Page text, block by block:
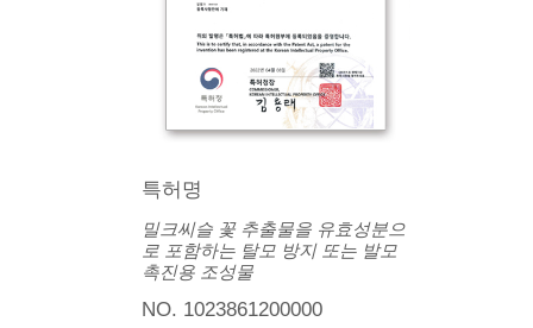
특허명
밀크씨슬 꽃 추출물을 유효성분으
로 포함하는 탈모 방지 또는 발모
촉진용 조성물
NO. 1023861200000